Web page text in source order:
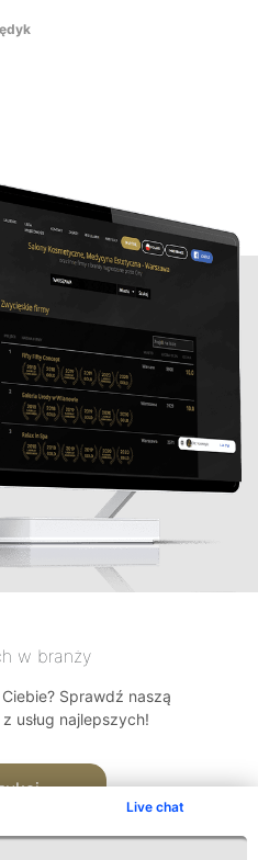
Live chat
w branży
Sprawdź naszą
usług najlepszych!